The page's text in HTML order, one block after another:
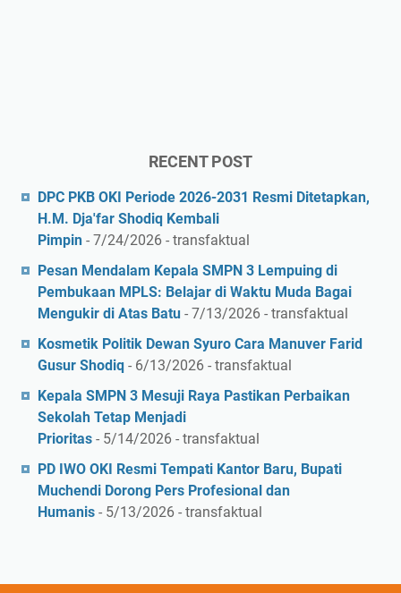
RECENT POST
DPC PKB OKI Periode 2026-2031 Resmi Ditetapkan,
H.M. Dja'far Shodiq Kembali
Pimpin - 7/24/2026 - transfaktual
Pesan Mendalam Kepala SMPN 3 Lempuing di
Pembukaan MPLS: Belajar di Waktu Muda Bagai
Mengukir di Atas Batu - 7/13/2026 - transfaktual
Kosmetik Politik Dewan Syuro Cara Manuver Farid
Gusur Shodiq - 6/13/2026 - transfaktual
Kepala SMPN 3 Mesuji Raya Pastikan Perbaikan
Sekolah Tetap Menjadi
Prioritas - 5/14/2026 - transfaktual
PD IWO OKI Resmi Tempati Kantor Baru, Bupati
Muchendi Dorong Pers Profesional dan
Humanis - 5/13/2026 - transfaktual